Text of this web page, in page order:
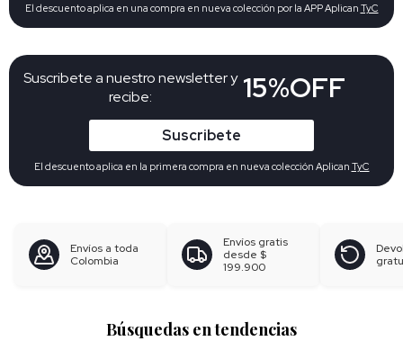
Suscribete a nuestro newsletter y
recibe:
15%OFF
Suscribete
El descuento aplica en la primera compra en nueva colección Aplican TyC
El descuento aplica en una compra en nueva colección por la APP Aplican TyC
Envíos a toda
Colombia
Envíos gratis
desde $
199.900
Búsquedas en tendencias